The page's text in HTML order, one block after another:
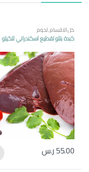
كل الاقسام,لحوم
كبدة بتلو تقطيع اسكندراني للكيلو
55.00ر.س